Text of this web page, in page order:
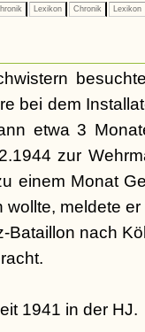
Lexikon Chronik Lexikon
bei dem
etwa 3
zur
einem Monat
meldete
Bataillon nach
1941 in der HJ.